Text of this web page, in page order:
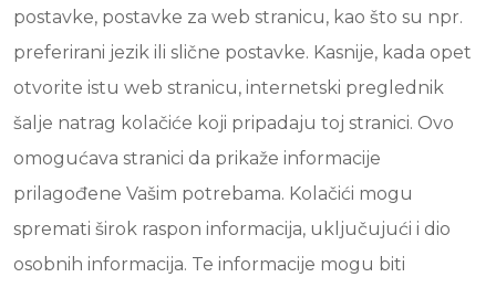
postavke, postavke za web stranicu, kao što su npr.
preferirani jezik ili slične postavke. Kasnije, kada opet
otvorite istu web stranicu, internetski preglednik
šalje natrag kolačiće koji pripadaju toj stranici. Ovo
omogućava stranici da prikaže informacije
prilagođene Vašim potrebama. Kolačići mogu
spremati širok raspon informacija, uključujući i dio
osobnih informacija. Te informacije mogu biti